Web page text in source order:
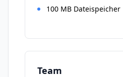
100 MB Dateispeicher
Team